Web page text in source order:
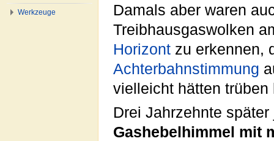
Damals aber waren
Treibhausgaswolken
Horizont zu erkennen,
Achterbahnstimmung
vielleicht hätten trüben
Drei Jahrzehnte
Gashebelhimmel mit
Werkzeuge